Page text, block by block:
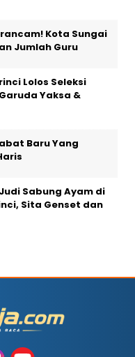
Kota Sungai
Jumlah Guru
Lolos Seleksi
Yaksa &
Baru Yang
Sabung Ayam di
Sita Genset dan